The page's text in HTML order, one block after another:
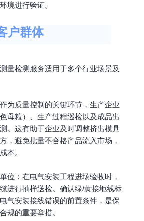
境进行验证。
户群体
量检测服务适用于多个行业场景及
为质量控制的关键环节，生产企业
母粒）、生产过程巡检以及成品出
。这有助于企业及时调整挤出模具
，避免批量不合格产品流入市场，
本。
位：在电气安装工程进场验收时，
进行抽样送检。确认绿/黄接地线标
气安装接线错误的前置条件，是保
规的重要举措。